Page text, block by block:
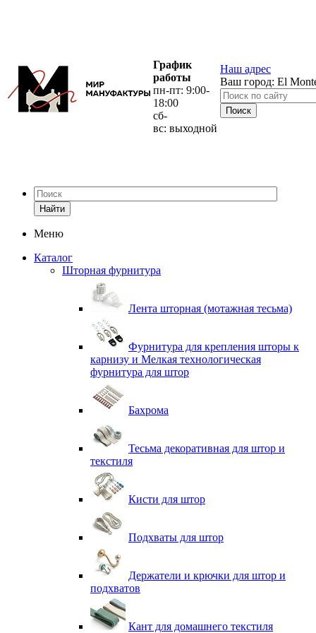
График
работы
пн-пт: 9:00-
18:00
сб-
вс: выходной
Наш адрес
Ваш город: El
Найти
Меню
Каталог
Шторная фурнитура
Лента шторная (мотажная тесьма)
Фурнитура для крепления шторы к
карнизу и Мелкая технологическая
фурнитура для штор
Бахрома
Тесьма декоративная для штор и
текстиля
Кисти для штор
Подхваты для штор
Держатели и крючки для штор и
подхватов
Кант для домашнего текстиля